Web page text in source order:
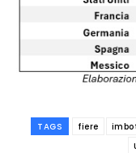
TAGS fiere